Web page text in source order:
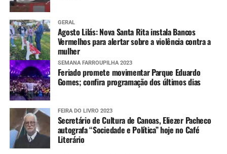
GERAL
Agosto Lilás: Nova Santa Rita instala Bancos
Vermelhos para alertar sobre a violência contra a
mulher
SEMANA FARROUPILHA 2023
Feriado promete movimentar Parque Eduardo
Gomes; confira programação dos últimos dias
FEIRA DO LIVRO 2023
Secretário de Cultura de Canoas, Eliezer Pacheco
autografa “Sociedade e Política” hoje no Café
Literário